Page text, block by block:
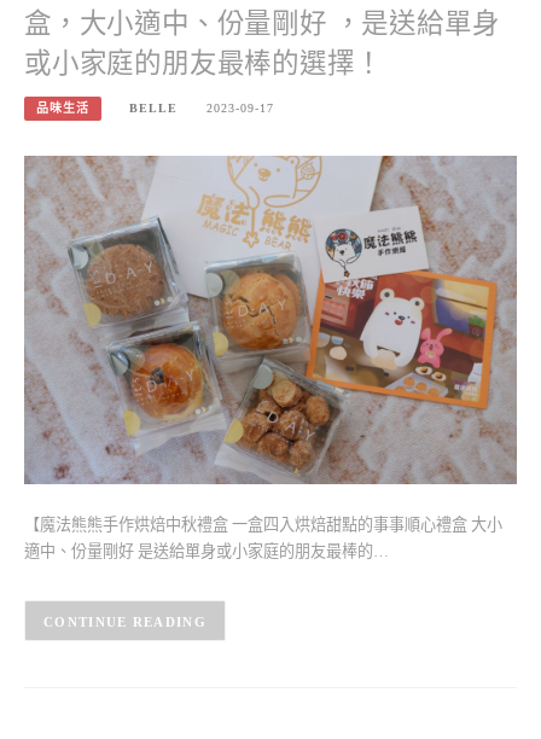
盒，大小適中、份量剛好 ，是送給單身
或小家庭的朋友最棒的選擇！
品味生活 BELLE 2023-09-17
【魔法熊熊手作烘焙中秋禮盒 一盒四入烘焙甜點的事事順心禮盒 大小
適中、份量剛好 是送給單身或小家庭的朋友最棒的…
CONTINUE READING